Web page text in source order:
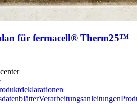
für fermacell® Therm25™
Verarbeitungsanleitungen